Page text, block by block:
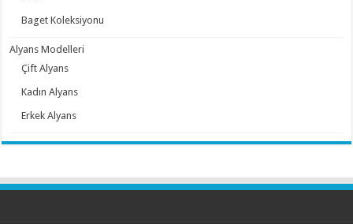
Baget Koleksiyonu
Alyans Modelleri
Çift Alyans
Kadın Alyans
Erkek Alyans